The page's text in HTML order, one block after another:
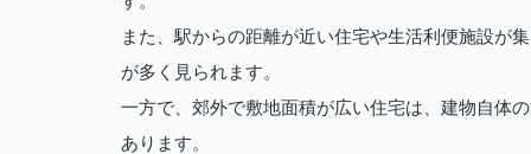
また、駅からの距離が近い住宅や生活利便施設が
が多く見られます。
一方で、郊外で敷地面積が広い住宅は、建物自体
あります。